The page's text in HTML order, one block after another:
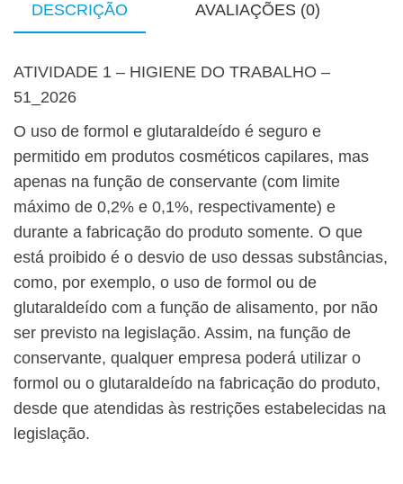
DESCRIÇÃO AVALIAÇÕES (0)
ATIVIDADE 1 – HIGIENE DO TRABALHO –
51_2026
O uso de formol e glutaraldeído é seguro e
permitido em produtos cosméticos capilares, mas
apenas na função de conservante (com limite
máximo de 0,2% e 0,1%, respectivamente) e
durante a fabricação do produto somente. O que
está proibido é o desvio de uso dessas substâncias,
como, por exemplo, o uso de formol ou de
glutaraldeído com a função de alisamento, por não
ser previsto na legislação. Assim, na função de
conservante, qualquer empresa poderá utilizar o
formol ou o glutaraldeído na fabricação do produto,
desde que atendidas às restrições estabelecidas na
legislação.